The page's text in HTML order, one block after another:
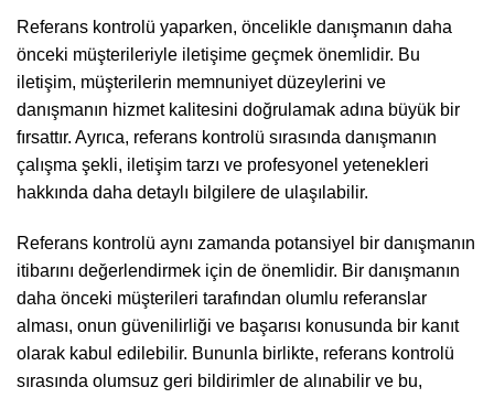
Referans kontrolü yaparken, öncelikle danışmanın daha
önceki müşterileriyle iletişime geçmek önemlidir. Bu
iletişim, müşterilerin memnuniyet düzeylerini ve
danışmanın hizmet kalitesini doğrulamak adına büyük bir
fırsattır. Ayrıca, referans kontrolü sırasında danışmanın
çalışma şekli, iletişim tarzı ve profesyonel yetenekleri
hakkında daha detaylı bilgilere de ulaşılabilir.
Referans kontrolü aynı zamanda potansiyel bir danışmanın
itibarını değerlendirmek için de önemlidir. Bir danışmanın
daha önceki müşterileri tarafından olumlu referanslar
alması, onun güvenilirliği ve başarısı konusunda bir kanıt
olarak kabul edilebilir. Bununla birlikte, referans kontrolü
sırasında olumsuz geri bildirimler de alınabilir ve bu,